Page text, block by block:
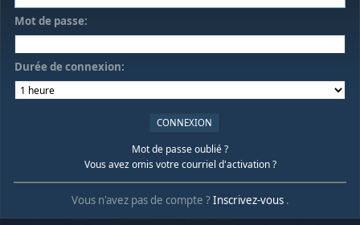
Mot de passe:
Durée de connexion:
Mot de passe oublié ?
Vous avez omis votre courriel d'activation ?
Vous n'avez pas de compte ?Inscrivez-vous .